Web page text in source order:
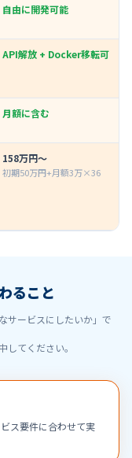
自由に開発可能
API解放 + Docker移転可
月額に含む
158万円〜
初期50万円+月額3万×36
ること
サービスにしたいか」で
してください。
ス要件に合わせて実